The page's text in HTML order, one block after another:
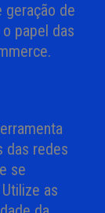
geração de
papel das
das redes
se
as